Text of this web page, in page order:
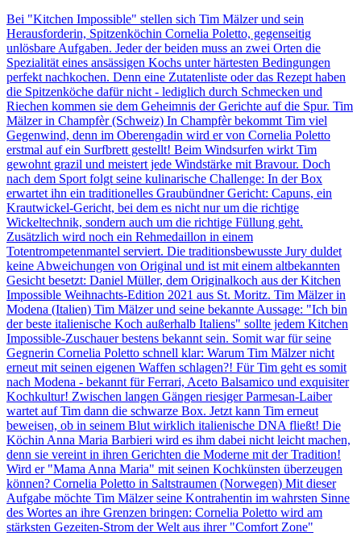
Bei "Kitchen Impossible" stellen sich Tim Mälzer und sein
Herausforderin, Spitzenköchin Cornelia Poletto, gegenseitig
unlösbare Aufgaben. Jeder der beiden muss an zwei Orten die
Spezialität eines ansässigen Kochs unter härtesten Bedingungen
perfekt nachkochen. Denn eine Zutatenliste oder das Rezept haben
die Spitzenköche dafür nicht - lediglich durch Schmecken und
Riechen kommen sie dem Geheimnis der Gerichte auf die Spur. Tim
Mälzer in Champfèr (Schweiz) In Champfèr bekommt Tim viel
Gegenwind, denn im Oberengadin wird er von Cornelia Poletto
erstmal auf ein Surfbrett gestellt! Beim Windsurfen wirkt Tim
gewohnt grazil und meistert jede Windstärke mit Bravour. Doch
nach dem Sport folgt seine kulinarische Challenge: In der Box
erwartet ihn ein traditionelles Graubündner Gericht: Capuns, ein
Krautwickel-Gericht, bei dem es nicht nur um die richtige
Wickeltechnik, sondern auch um die richtige Füllung geht.
Zusätzlich wird noch ein Rehmedaillon in einem
Totentrompetenmantel serviert. Die traditionsbewusste Jury duldet
keine Abweichungen von Original und ist mit einem altbekannten
Gesicht besetzt: Daniel Müller, dem Originalkoch aus der Kitchen
Impossible Weihnachts-Edition 2021 aus St. Moritz. Tim Mälzer in
Modena (Italien) Tim Mälzer und seine bekannte Aussage: "Ich bin
der beste italienische Koch außerhalb Italiens" sollte jedem Kitchen
Impossible-Zuschauer bestens bekannt sein. Somit war für seine
Gegnerin Cornelia Poletto schnell klar: Warum Tim Mälzer nicht
erneut mit seinen eigenen Waffen schlagen?! Für Tim geht es somit
nach Modena - bekannt für Ferrari, Aceto Balsamico und exquisiter
Kochkultur! Zwischen langen Gängen riesiger Parmesan-Laiber
wartet auf Tim dann die schwarze Box. Jetzt kann Tim erneut
beweisen, ob in seinem Blut wirklich italienische DNA fließt! Die
Köchin Anna Maria Barbieri wird es ihm dabei nicht leicht machen,
denn sie vereint in ihren Gerichten die Moderne mit der Tradition!
Wird er "Mama Anna Maria" mit seinen Kochkünsten überzeugen
können? Cornelia Poletto in Saltstraumen (Norwegen) Mit dieser
Aufgabe möchte Tim Mälzer seine Kontrahentin im wahrsten Sinne
des Wortes an ihre Grenzen bringen: Cornelia Poletto wird am
stärksten Gezeiten-Strom der Welt aus ihrer "Comfort Zone"